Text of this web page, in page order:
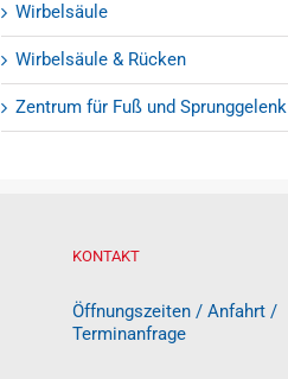
Wirbelsäule
Wirbelsäule & Rücken
Zentrum für Fuß und Sprunggelenk
KONTAKT
Öffnungszeiten / Anfahrt /
Terminanfrage